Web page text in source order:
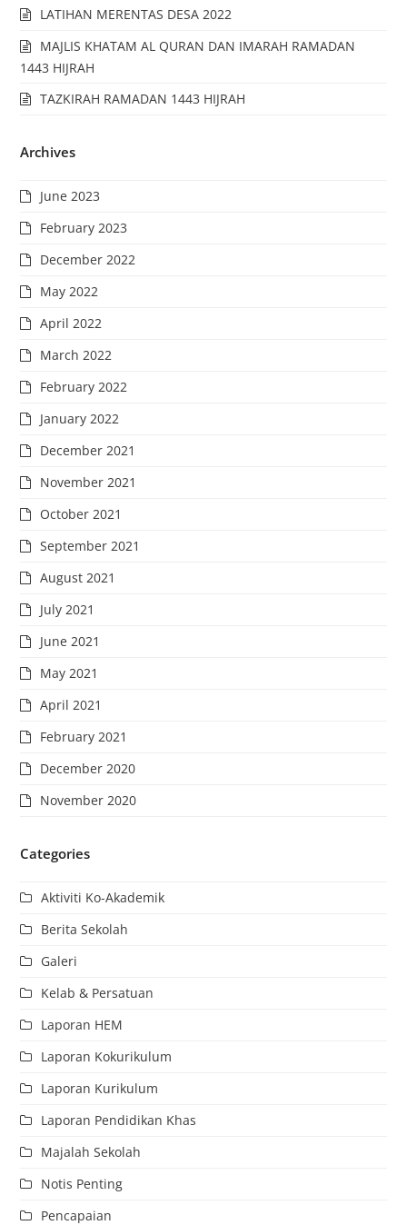
LATIHAN MERENTAS DESA 2022
MAJLIS KHATAM AL QURAN DAN IMARAH RAMADAN
1443 HIJRAH
TAZKIRAH RAMADAN 1443 HIJRAH
Archives
June 2023
February 2023
December 2022
May 2022
April 2022
March 2022
February 2022
January 2022
December 2021
November 2021
October 2021
September 2021
August 2021
July 2021
June 2021
May 2021
April 2021
February 2021
December 2020
November 2020
Categories
Aktiviti Ko-Akademik
Berita Sekolah
Galeri
Kelab & Persatuan
Laporan HEM
Laporan Kokurikulum
Laporan Kurikulum
Laporan Pendidikan Khas
Majalah Sekolah
Notis Penting
Pencapaian